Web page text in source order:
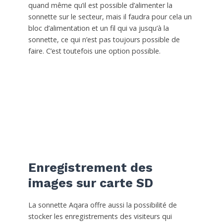
quand même qu’il est possible d’alimenter la
sonnette sur le secteur, mais il faudra pour cela un
bloc d’alimentation et un fil qui va jusqu’à la
sonnette, ce qui n’est pas toujours possible de
faire. C’est toutefois une option possible.
Enregistrement des
images sur carte SD
La sonnette Aqara offre aussi la possibilité de
stocker les enregistrements des visiteurs qui